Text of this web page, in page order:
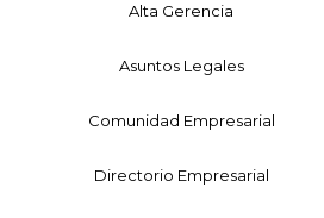
Alta Gerencia
Asuntos Legales
Comunidad Empresarial
Directorio Empresarial